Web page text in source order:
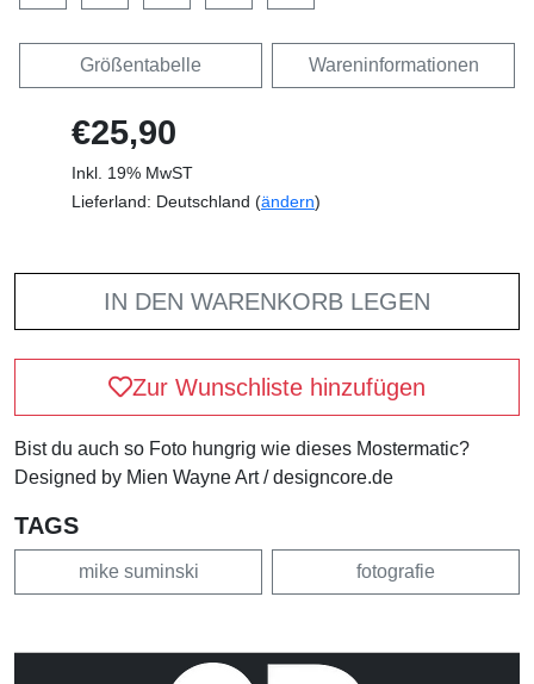
Größentabelle Wareninformationen
€25,90
Inkl. 19% MwST
Lieferland: Deutschland (ändern)
IN DEN WARENKORB LEGEN
Zur Wunschliste hinzufügen
Bist du auch so Foto hungrig wie dieses Mostermatic?
Designed by Mien Wayne Art / designcore.de
TAGS
mike suminski fotografie